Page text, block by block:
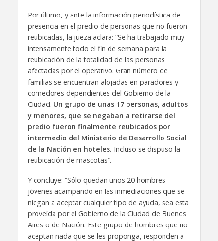
Por último, y ante la información periodística de
presencia en el predio de personas que no fueron
reubicadas, la jueza aclara: “Se ha trabajado muy
intensamente todo el fin de semana para la
reubicación de la totalidad de las personas
afectadas por el operativo. Gran número de
familias se encuentran alojadas en paradores y
comedores dependientes del Gobierno de la
Ciudad. Un grupo de unas 17 personas, adultos
y menores, que se negaban a retirarse del
predio fueron finalmente reubicados por
intermedio del Ministerio de Desarrollo Social
de la Nación en hoteles. Incluso se dispuso la
reubicación de mascotas”.
Y concluye: “Sólo quedan unos 20 hombres
jóvenes acampando en las inmediaciones que se
niegan a aceptar cualquier tipo de ayuda, sea esta
proveída por el Gobierno de la Ciudad de Buenos
Aires o de Nación. Este grupo de hombres que no
aceptan nada que se les proponga, responden a